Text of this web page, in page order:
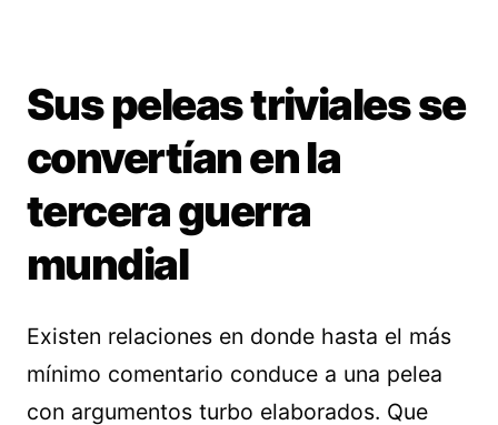
Sus peleas triviales se
convertían en la
tercera guerra
mundial
Existen relaciones en donde hasta el más
mínimo comentario conduce a una pelea
con argumentos turbo elaborados. Que